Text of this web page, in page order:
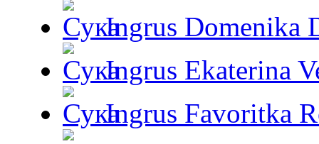
Ingrus Domenika
Ingrus Ekaterina
Ingrus Favoritka